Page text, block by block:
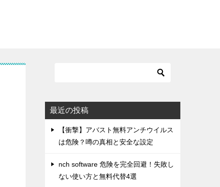
最近の投稿
【衝撃】アバスト無料アンチウイルス
は危険？噂の真相と安全な設定
nch software 危険を完全回避！失敗し
ない使い方と無料代替4選